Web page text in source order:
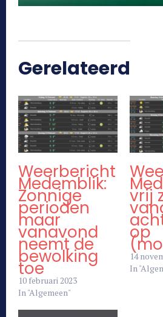
Gerelateerd
Weerbericht
Medemblik:
Zonnige
perioden
maar
vanavond
neemt de
bewolking
toe
10 februari 2023
In "Algemeen"
vrij
op
14
In